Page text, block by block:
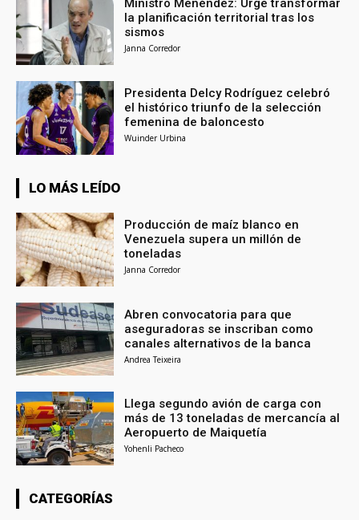
Ministro Menéndez: Urge transformar
la planificación territorial tras los
sismos
Janna Corredor
Presidenta Delcy Rodríguez celebró
el histórico triunfo de la selección
femenina de baloncesto
Wuinder Urbina
LO MÁS LEÍDO
Producción de maíz blanco en
Venezuela supera un millón de
toneladas
Janna Corredor
Abren convocatoria para que
aseguradoras se inscriban como
canales alternativos de la banca
Andrea Teixeira
Llega segundo avión de carga con
más de 13 toneladas de mercancía al
Aeropuerto de Maiquetía
Yohenli Pacheco
CATEGORÍAS